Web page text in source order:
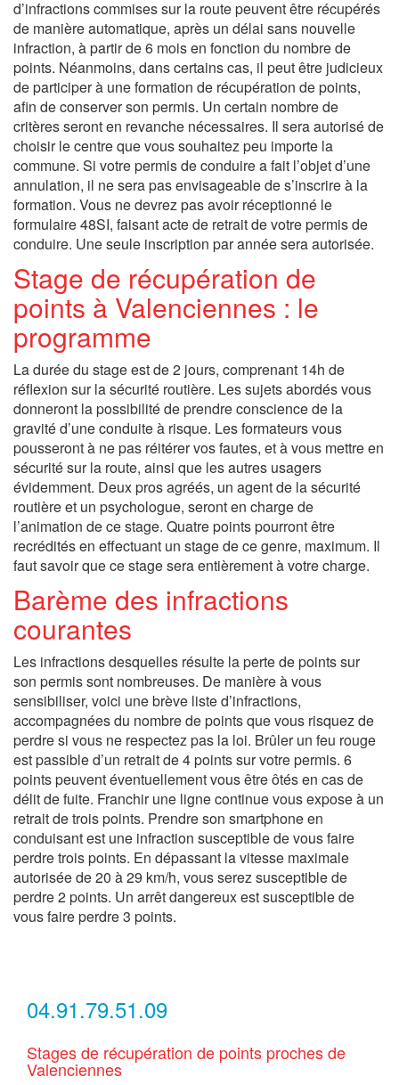
d’infractions commises sur la route peuvent être récupérés
de manière automatique, après un délai sans nouvelle
infraction, à partir de 6 mois en fonction du nombre de
points. Néanmoins, dans certains cas, il peut être judicieux
de participer à une formation de récupération de points,
afin de conserver son permis. Un certain nombre de
critères seront en revanche nécessaires. Il sera autorisé de
choisir le centre que vous souhaitez peu importe la
commune. Si votre permis de conduire a fait l’objet d’une
annulation, il ne sera pas envisageable de s’inscrire à la
formation. Vous ne devrez pas avoir réceptionné le
formulaire 48SI, faisant acte de retrait de votre permis de
conduire. Une seule inscription par année sera autorisée.
Stage de récupération de
points à Valenciennes : le
programme
La durée du stage est de 2 jours, comprenant 14h de
réflexion sur la sécurité routière. Les sujets abordés vous
donneront la possibilité de prendre conscience de la
gravité d’une conduite à risque. Les formateurs vous
pousseront à ne pas réitérer vos fautes, et à vous mettre en
sécurité sur la route, ainsi que les autres usagers
évidemment. Deux pros agréés, un agent de la sécurité
routière et un psychologue, seront en charge de
l’animation de ce stage. Quatre points pourront être
recrédités en effectuant un stage de ce genre, maximum. Il
faut savoir que ce stage sera entièrement à votre charge.
Barème des infractions
courantes
Les infractions desquelles résulte la perte de points sur
son permis sont nombreuses. De manière à vous
sensibiliser, voici une brève liste d’infractions,
accompagnées du nombre de points que vous risquez de
perdre si vous ne respectez pas la loi. Brûler un feu rouge
est passible d’un retrait de 4 points sur votre permis. 6
points peuvent éventuellement vous être ôtés en cas de
délit de fuite. Franchir une ligne continue vous expose à un
retrait de trois points. Prendre son smartphone en
conduisant est une infraction susceptible de vous faire
perdre trois points. En dépassant la vitesse maximale
autorisée de 20 à 29 km/h, vous serez susceptible de
perdre 2 points. Un arrêt dangereux est susceptible de
vous faire perdre 3 points.
04.91.79.51.09
Stages de récupération de points proches de
Valenciennes